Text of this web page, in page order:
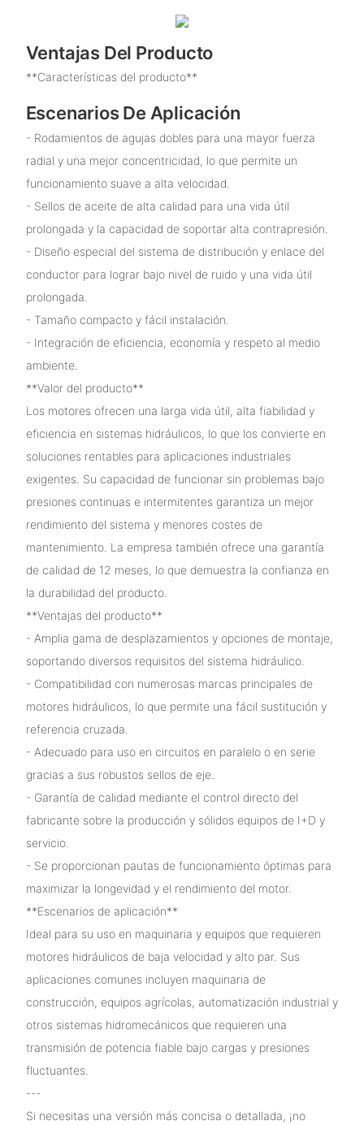
Ventajas Del Producto
**Características del producto**
Escenarios De Aplicación
- Rodamientos de agujas dobles para una mayor fuerza
radial y una mejor concentricidad, lo que permite un
funcionamiento suave a alta velocidad.
- Sellos de aceite de alta calidad para una vida útil
prolongada y la capacidad de soportar alta contrapresión.
- Diseño especial del sistema de distribución y enlace del
conductor para lograr bajo nivel de ruido y una vida útil
prolongada.
- Tamaño compacto y fácil instalación.
- Integración de eficiencia, economía y respeto al medio
ambiente.
**Valor del producto**
Los motores ofrecen una larga vida útil, alta fiabilidad y
eficiencia en sistemas hidráulicos, lo que los convierte en
soluciones rentables para aplicaciones industriales
exigentes. Su capacidad de funcionar sin problemas bajo
presiones continuas e intermitentes garantiza un mejor
rendimiento del sistema y menores costes de
mantenimiento. La empresa también ofrece una garantía
de calidad de 12 meses, lo que demuestra la confianza en
la durabilidad del producto.
**Ventajas del producto**
- Amplia gama de desplazamientos y opciones de montaje,
soportando diversos requisitos del sistema hidráulico.
- Compatibilidad con numerosas marcas principales de
motores hidráulicos, lo que permite una fácil sustitución y
referencia cruzada.
- Adecuado para uso en circuitos en paralelo o en serie
gracias a sus robustos sellos de eje.
- Garantía de calidad mediante el control directo del
fabricante sobre la producción y sólidos equipos de I+D y
servicio.
- Se proporcionan pautas de funcionamiento óptimas para
maximizar la longevidad y el rendimiento del motor.
**Escenarios de aplicación**
Ideal para su uso en maquinaria y equipos que requieren
motores hidráulicos de baja velocidad y alto par. Sus
aplicaciones comunes incluyen maquinaria de
construcción, equipos agrícolas, automatización industrial y
otros sistemas hidromecánicos que requieren una
transmisión de potencia fiable bajo cargas y presiones
fluctuantes.
---
Si necesitas una versión más concisa o detallada, ¡no